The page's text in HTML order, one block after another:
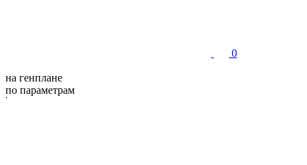
0
на генплане
по параметрам